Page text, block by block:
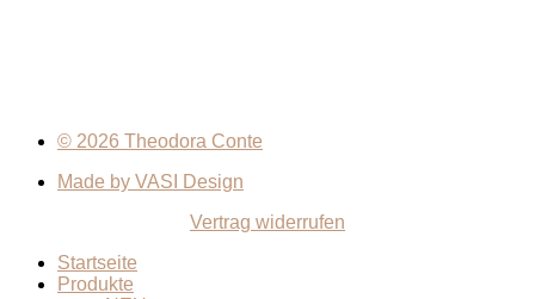
© 2026 Theodora Conte
Made by VASI Design
Vertrag widerrufen
Startseite
Produkte